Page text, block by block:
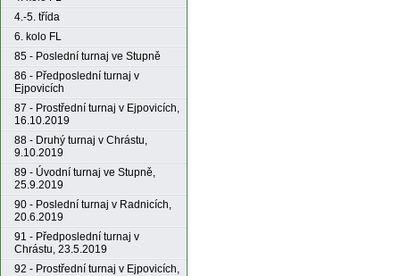
4.-5. třída
6. kolo FL
85 - Poslední turnaj ve Stupně
86 - Předposlední turnaj v
Ejpovicích
87 - Prostřední turnaj v Ejpovicích,
16.10.2019
88 - Druhý turnaj v Chrástu,
9.10.2019
89 - Úvodní turnaj ve Stupně,
25.9.2019
90 - Poslední turnaj v Radnicích,
20.6.2019
91 - Předposlední turnaj v
Chrástu, 23.5.2019
92 - Prostřední turnaj v Ejpovicích,